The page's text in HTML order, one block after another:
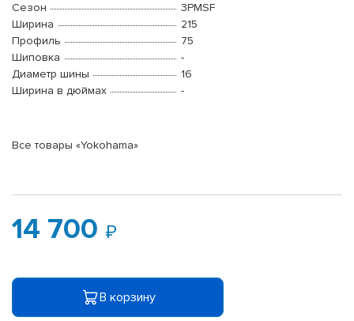
Сезон
3PMSF
Ширина
215
Профиль
75
Шиповка
-
Диаметр шины
16
Ширина в дюймах
-
Все товары «Yokohama»
14 700
В корзину